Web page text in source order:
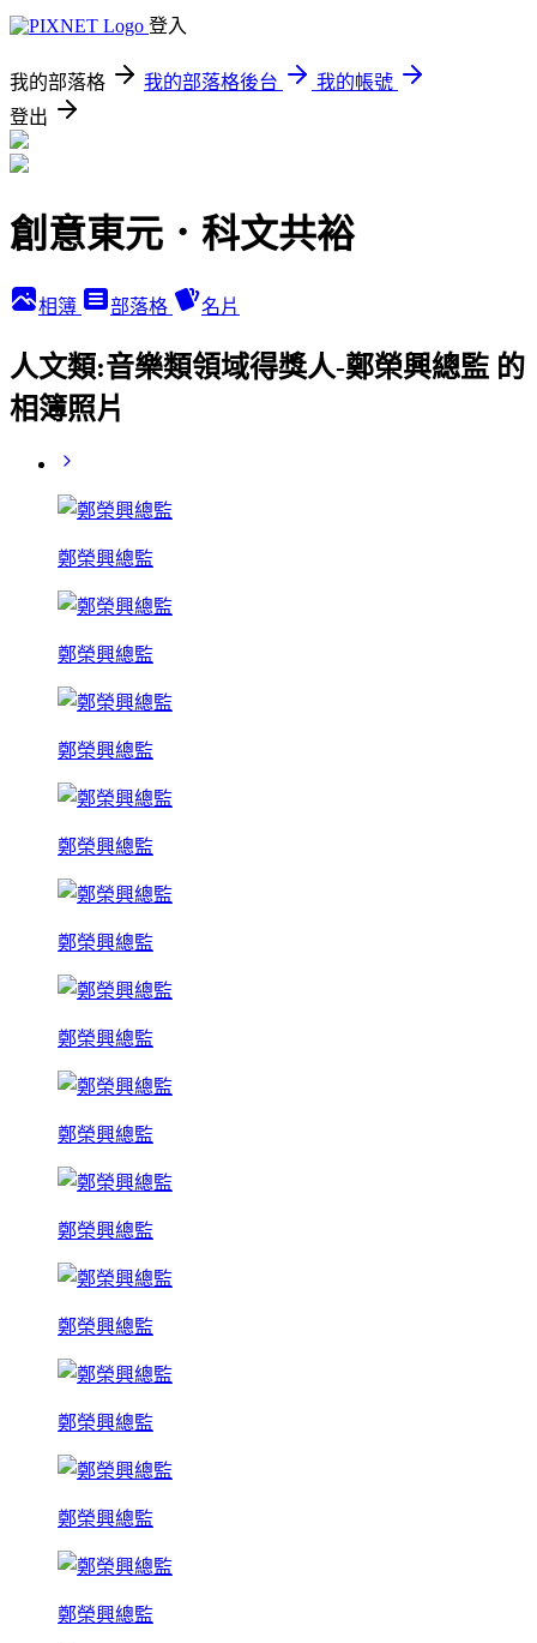
登入
我的部落格 我的部落格後台
我的帳號
登出
創意東元．科文共裕
相簿 部落格 名片
人文類:音樂類領域得獎人-鄭榮興總監 的
相簿照片
鄭榮興總監
鄭榮興總監
鄭榮興總監
鄭榮興總監
鄭榮興總監
鄭榮興總監
鄭榮興總監
鄭榮興總監
鄭榮興總監
鄭榮興總監
鄭榮興總監
鄭榮興總監